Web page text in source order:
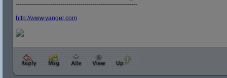
------------------------------------------------------------
http://www.yangel.com